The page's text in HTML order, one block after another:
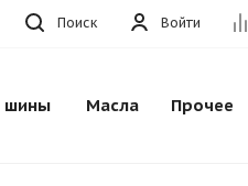
Войти
Поиск
шины Масла Прочее